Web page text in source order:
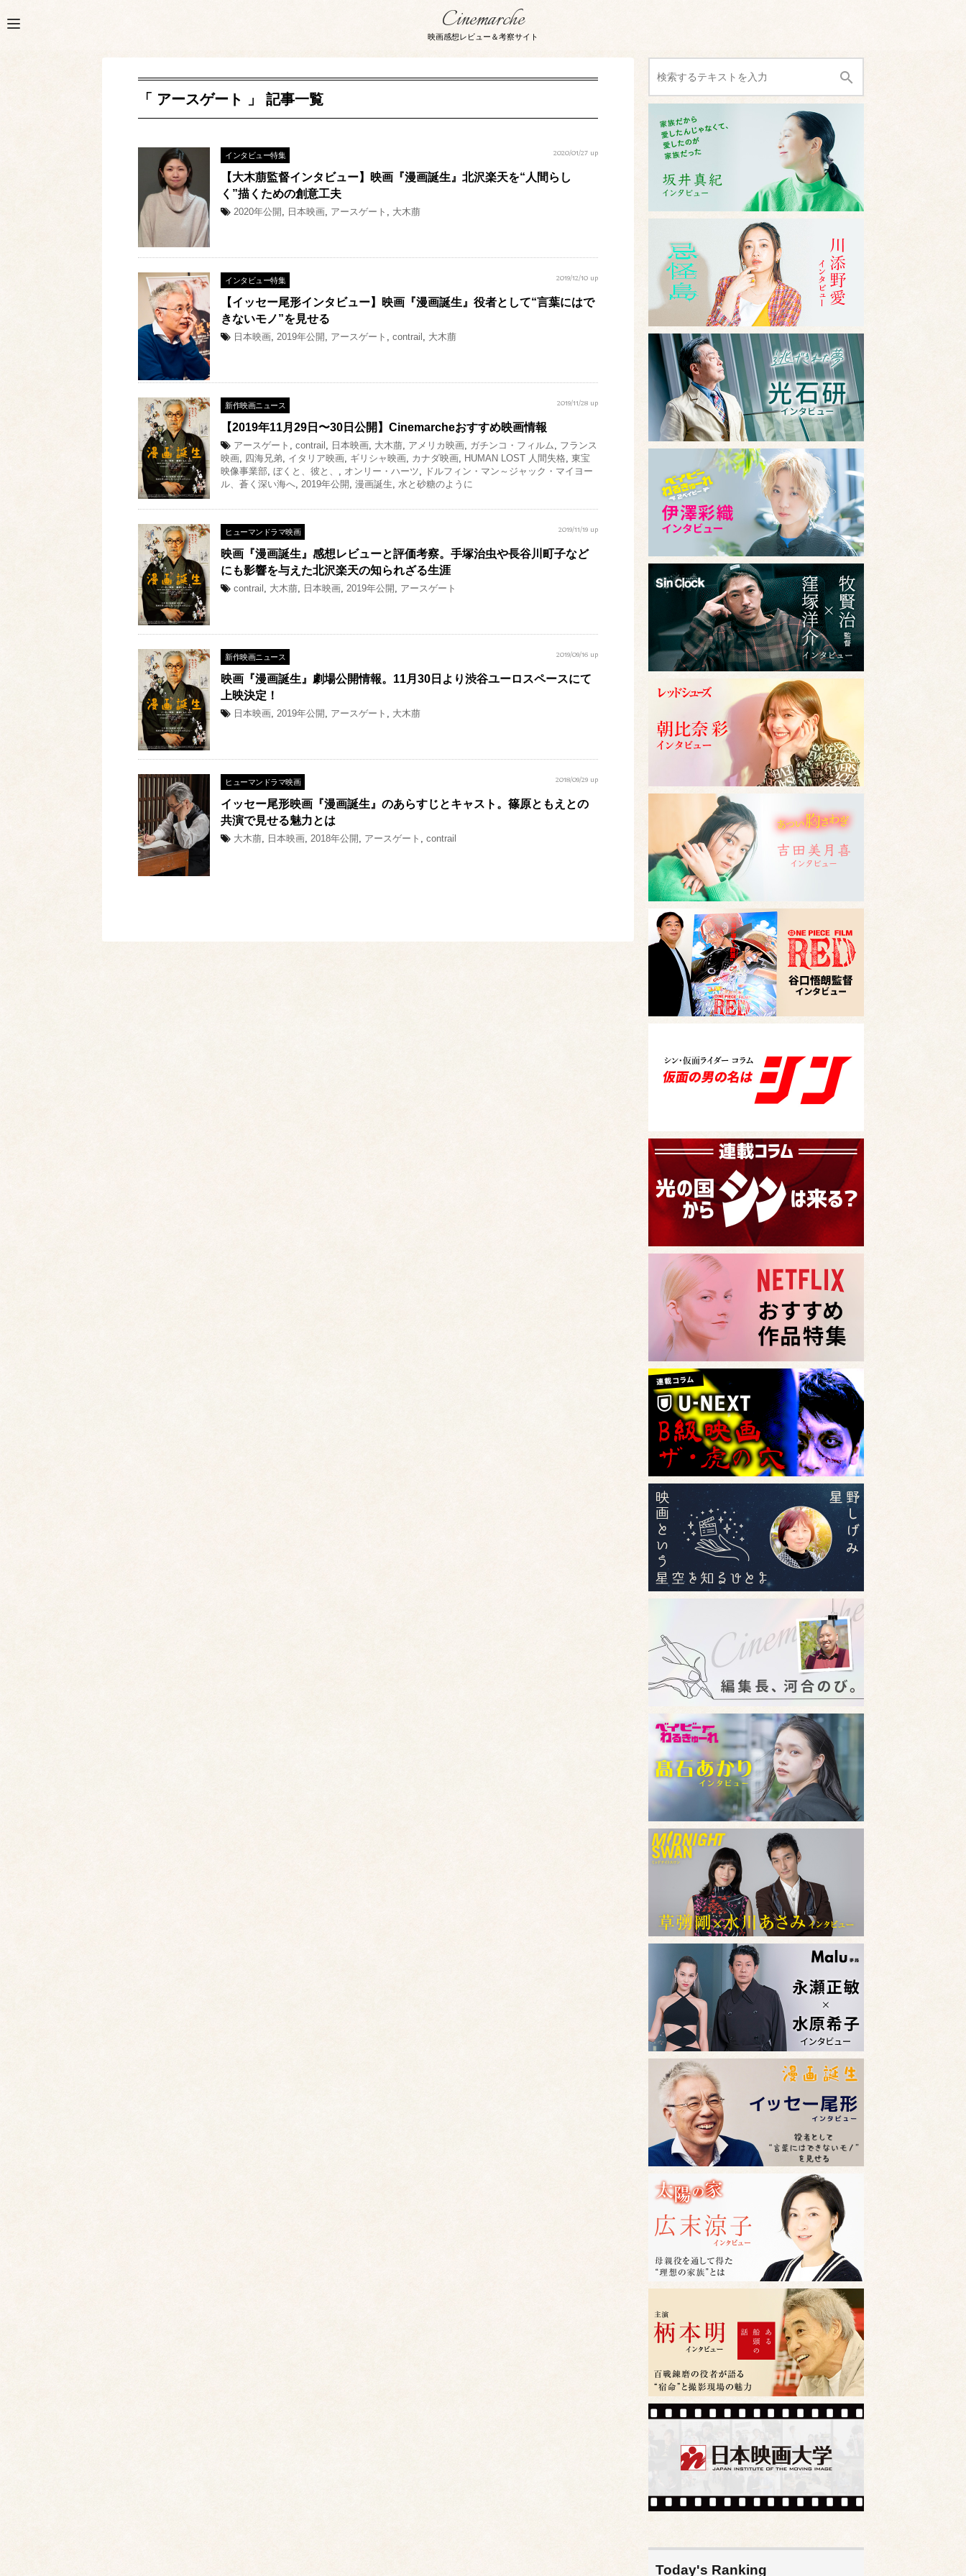
Cinemarche
映画感想レビュー＆考察サイト
「 アースゲート 」 記事一覧
インタビュー特集 2020/01/27 up
【大木萠監督インタビュー】映画『漫画誕生』北沢楽天を“人間らし
く”描くための創意工夫
2020年公開 , 日本映画, アースゲート , 大木萠
インタビュー特集 2019/12/10 up
【イッセー尾形インタビュー】映画『漫画誕生』役者として“言葉にはで
きないモノ”を見せる
日本映画, 2019年公開 , アースゲート , contrail , 大木萠
新作映画ニュース 2019/11/28 up
【2019年11月29日〜30日公開】Cinemarcheおすすめ映画情報
アースゲート , contrail , 日本映画, 大木萠, アメリカ映画, ガチンコ・フィルム, フランス
映画, 四海兄弟, イタリア映画, ギリシャ映画, カナダ映画, HUMAN LOST 人間失格, 東宝
映像事業部, ぼくと、彼と、 , オンリー・ハーツ, ドルフィン・マン～ジャック・マイヨー
ル、蒼く深い海へ, 2019年公開 , 漫画誕生, 水と砂糖のように
ヒューマンドラマ映画 2019/11/19 up
映画『漫画誕生』感想レビューと評価考察。手塚治虫や長谷川町子など
にも影響を与えた北沢楽天の知られざる生涯
contrail , 大木萠, 日本映画, 2019年公開 , アースゲート
新作映画ニュース 2019/09/16 up
映画『漫画誕生』劇場公開情報。11月30日より渋谷ユーロスペースにて
上映決定！
日本映画, 2019年公開 , アースゲート , 大木萠
ヒューマンドラマ映画 2018/09/29 up
イッセー尾形映画『漫画誕生』のあらすじとキャスト。篠原ともえとの
共演で見せる魅力とは
大木萠, 日本映画, 2018年公開 , アースゲート , contrail
Today's Ranking